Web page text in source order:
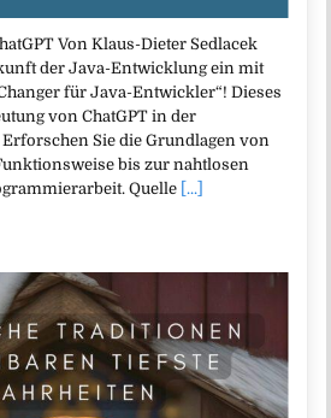
Von Klaus-Dieter Sedlacek
der Java-Entwicklung ein mit
für Java-Entwickler“! Dieses
von ChatGPT in der
Sie die Grundlagen von
bis zur nahtlosen
Quelle [...]